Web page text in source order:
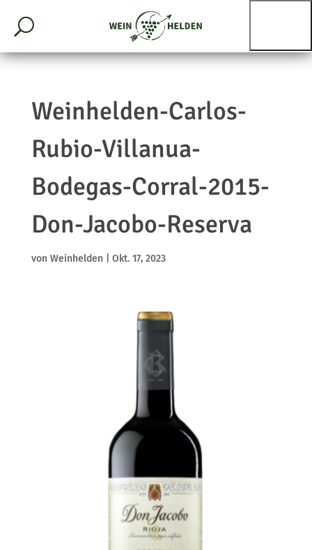
Weinhelden-Carlos-
Rubio-Villanua-
Bodegas-Corral-2015-
Don-Jacobo-Reserva
von Weinhelden Okt. 17, 2023